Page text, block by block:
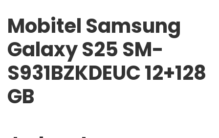
Mobitel Samsung
Galaxy S25 SM-
S931BZKDEUC 12+128
GB